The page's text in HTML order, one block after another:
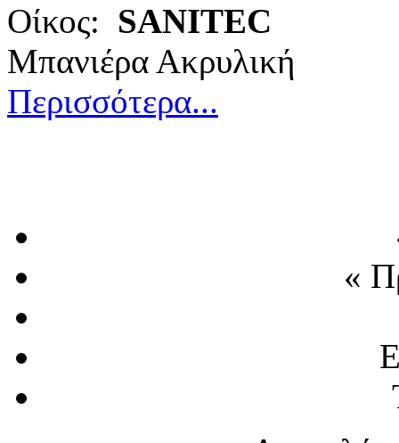
Οίκος: SANITEC
Μπανιέρα Ακρυλική
Περισσότερα...
«